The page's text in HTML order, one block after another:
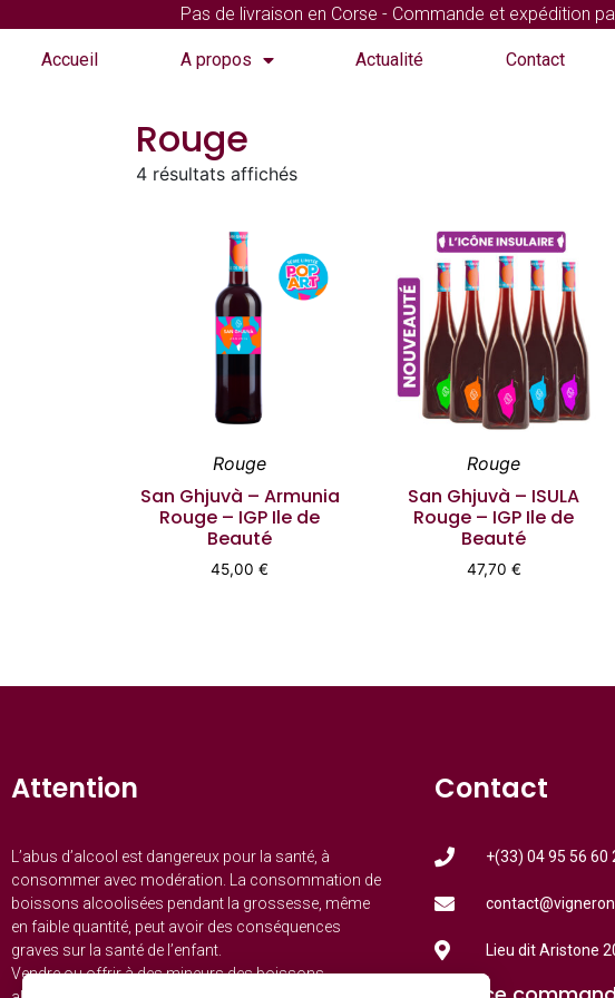
Pas de livraison en Corse - Commande et expédition
Accueil A propos Actualité Contact
Rouge
4 résultats affichés
Rouge
San Ghjuvà – Armunia
Rouge – IGP Ile de
Beauté
45,00€
Rouge
San Ghjuvà – ISULA
Rouge – IGP Ile de
Beauté
47,70 €
Attention
L’abus d’alcool est dangereux pour la santé, à
consommer avec modération. La consommation de
boissons alcoolisées pendant la grossesse, même
en faible quantité, peut avoir des conséquences
graves sur la santé de l’enfant.
Vendre ou offrir à des mineurs des boissons
Contact
+(33) 04 95 56 60
Lieu dit Aristone